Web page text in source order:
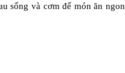
sống và cơm để món ăn ngon